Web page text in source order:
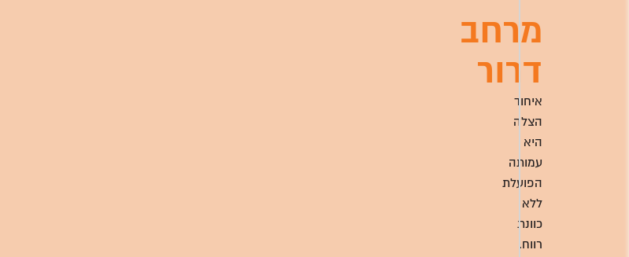
מרחב
דרור
איחוד
הצלה
היא
עמותה
הפועלת
ללא
כוונת
רווח.